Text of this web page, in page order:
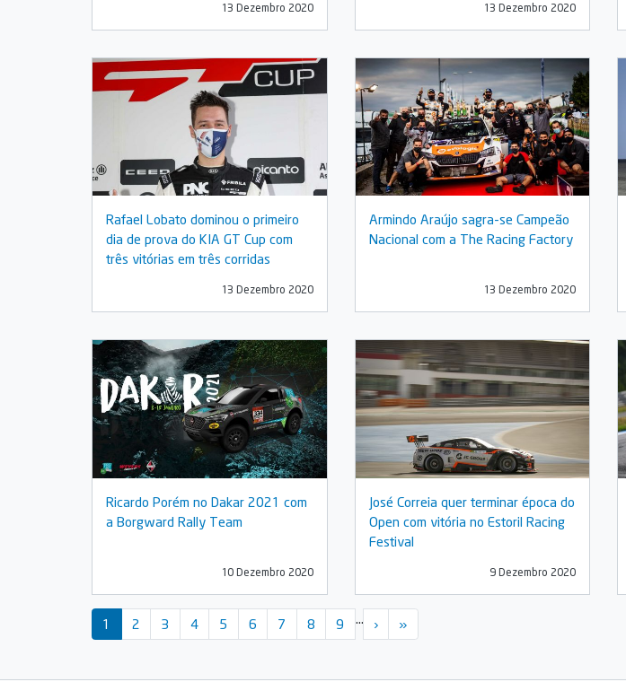
13 Dezembro 2020 13 Dezembro 2020
Rafael Lobato dominou o primeiro
dia de prova do KIA GT Cup com
três vitórias em três corridas
13 Dezembro 2020
Armindo Araújo sagra-se Campeão
Nacional com a The Racing Factory
13 Dezembro 2020
Ricardo Porém no Dakar 2021 com
a Borgward Rally Team
10 Dezembro 2020
José Correia quer terminar época do
Open com vitória no Estoril Racing
Festival
9 Dezembro 2020
Paginação
1 2 3 4 5 6 7 8 9 ››› »Last »